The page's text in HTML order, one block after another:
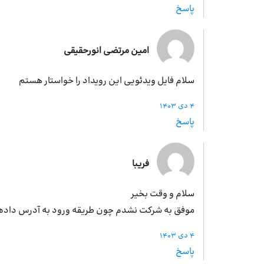
پاسخ
امین مرتضی انورحقیقی
سلام فایل ویدئویی این رویداد را خواستار هستم
4 دی 1403
پاسخ
فریبا
سلام و وقت بخیر
موفق به شرکت نشدم چون طریقه ورود به آدرس
4 دی 1403
پاسخ